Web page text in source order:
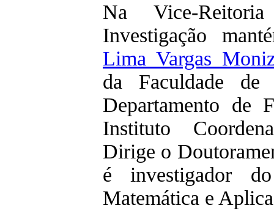
Na Vice-
Investigação
Lima Vargas
da Faculdade de
Departamento de
Instituto
Dirige o
é investigador
Matemática e